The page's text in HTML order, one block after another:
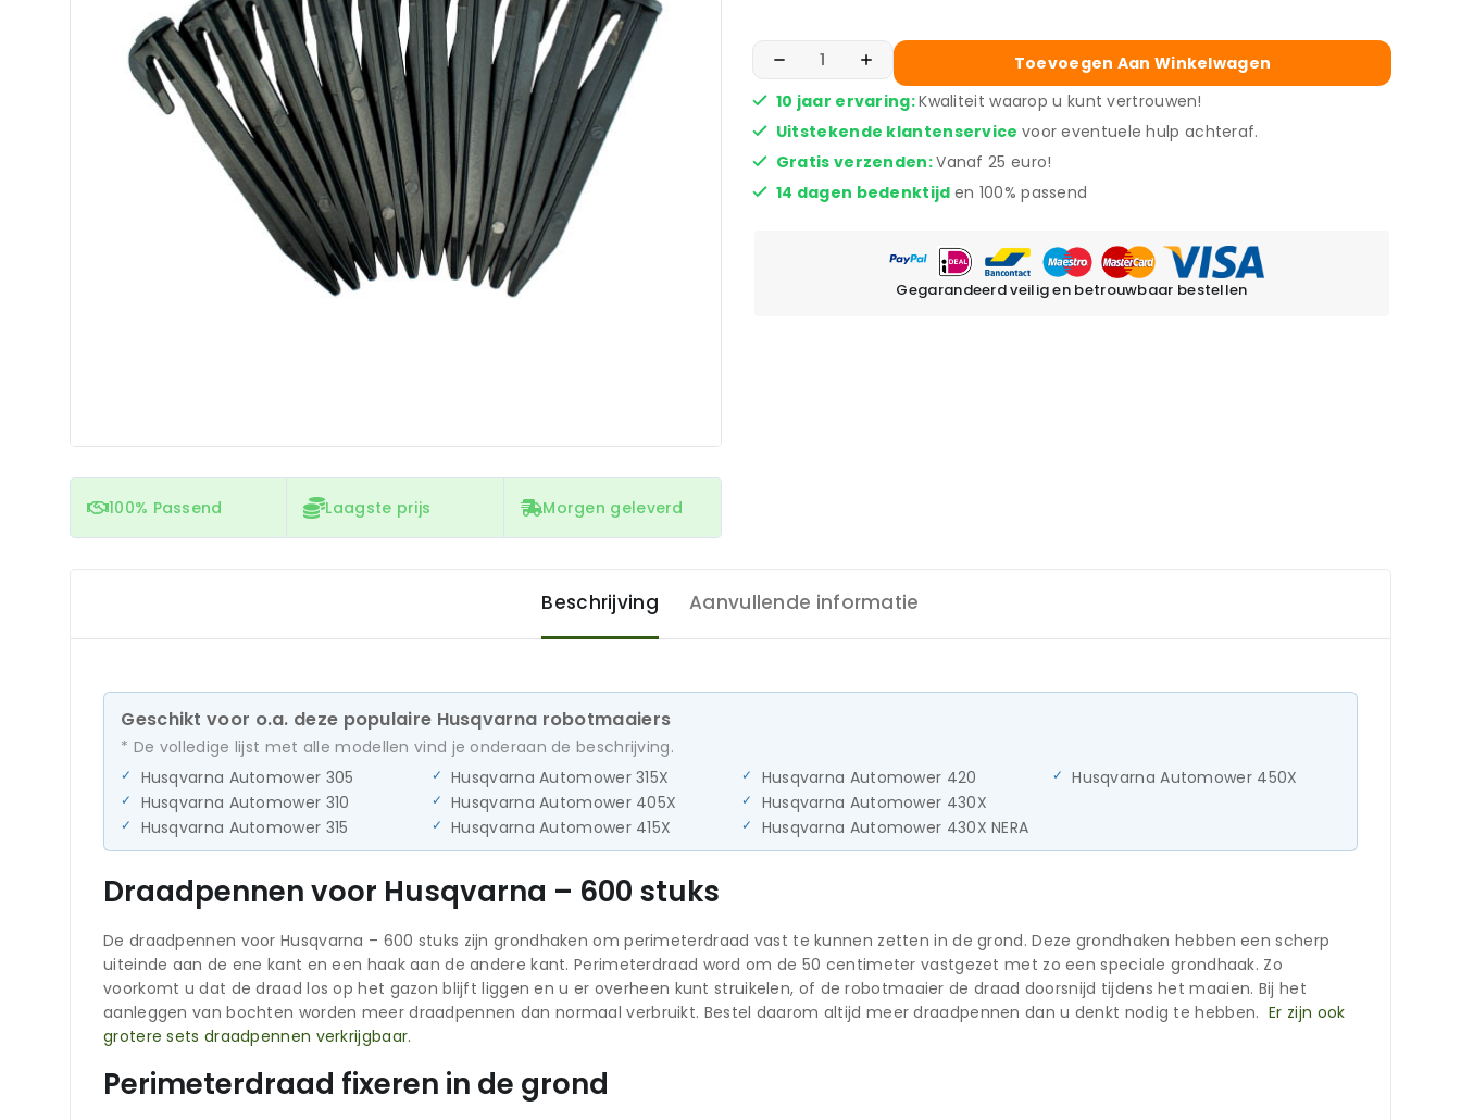
100% Passend Laagste prijs Morgen geleverd
Toevoegen Aan Winkelwagen
10 jaar ervaring:Kwaliteit waarop u kunt vertrouwen!
Uitstekende klantenservice voor eventuele hulp achteraf.
Gratis verzenden:Vanaf 25 euro!
14 dagen bedenktijd en 100% passend
Gegarandeerd veilig en betrouwbaar bestellen
Beschrijving Aanvullende informatie
Geschikt voor o.a. deze populaire Husqvarna robotmaaiers
* De volledige lijst met alle modellen vind je onderaan de beschrijving.
Husqvarna Automower 305
Husqvarna Automower 310
Husqvarna Automower 315
Husqvarna Automower 315X
Husqvarna Automower 405X
Husqvarna Automower 415X
Husqvarna Automower 420
Husqvarna Automower 430X
Husqvarna Automower 430X NERA
Husqvarna Automower 450X
Draadpennen voor Husqvarna – 600 stuks
De draadpennen voor Husqvarna – 600 stuks zijn grondhaken om perimeterdraad vast te kunnen zetten in de grond. Deze grondhaken hebben een scherp
uiteinde aan de ene kant en een haak aan de andere kant. Perimeterdraad word om de 50 centimeter vastgezet met zo een speciale grondhaak. Zo
voorkomt u dat de draad los op het gazon blijft liggen en u er overheen kunt struikelen, of de robotmaaier de draad doorsnijd tijdens het maaien. Bij het
aanleggen van bochten worden meer draadpennen dan normaal verbruikt. Bestel daarom altijd meer draadpennen dan u denkt nodig te hebben.Er zijn ook
grotere sets draadpennen verkrijgbaar.
Perimeterdraad fixeren in de grond